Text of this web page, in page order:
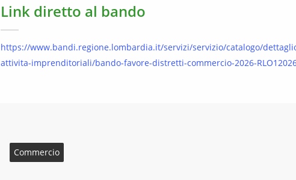
Link diretto al bando
https://www.bandi.regione.lombardia.it/servizi/servizio/catalogo/
attivita-imprenditoriali/bando-favore-distretti-commercio-2026-
Commercio